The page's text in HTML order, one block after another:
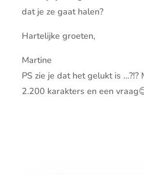
dat je ze gaat halen?
Hartelijke groeten,
Martine
PS zie je dat het gelukt is …?!?
2.200 karakters en een